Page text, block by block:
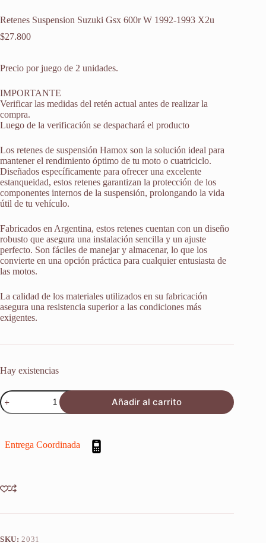
Retenes Suspension Suzuki Gsx 600r W 1992-1993 X2u
$27.800
Precio por juego de 2 unidades.
IMPORTANTE
Verificar las medidas del retén actual antes de realizar la
compra.
Luego de la verificación se despachará el producto
Los retenes de suspensión Hamox son la solución ideal para
mantener el rendimiento óptimo de tu moto o cuatriciclo.
Diseñados específicamente para ofrecer una excelente
estanqueidad, estos retenes garantizan la protección de los
componentes internos de la suspensión, prolongando la vida
útil de tu vehículo.
Fabricados en Argentina, estos retenes cuentan con un diseño
robusto que asegura una instalación sencilla y un ajuste
perfecto. Son fáciles de manejar y almacenar, lo que los
convierte en una opción práctica para cualquier entusiasta de
las motos.
La calidad de los materiales utilizados en su fabricación
asegura una resistencia superior a las condiciones más
exigentes.
Hay existencias
Retenes
Suspension
Suzuki
W
cantidad
Añadir al carrito
Entrega Coordinada
SKU: 2031